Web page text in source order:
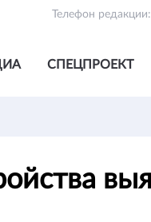
Телефон редакции:
СПЕЦПРОЕКТ